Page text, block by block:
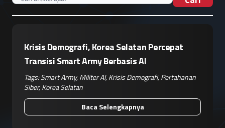
Krisis Demografi, Korea Selatan Percepat
Transisi Smart Army Berbasis AI
Tags:Smart Army,Militer AI,Krisis Demografi,Pertahanan
Siber,Korea Selatan
Baca Selengkapnya